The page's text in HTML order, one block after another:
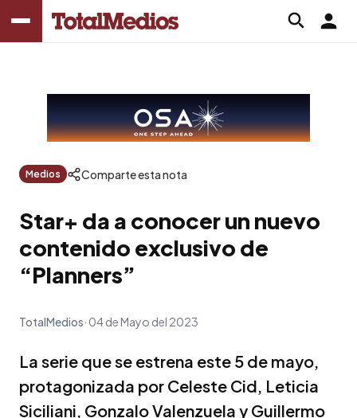
Medios Comparte esta nota
Star+ da a conocer un nuevo
contenido exclusivo de
“Planners”
TotalMedios 04 de Mayo del 2023
La serie que se estrena este 5 de mayo,
protagonizada por Celeste Cid, Leticia
Siciliani, Gonzalo Valenzuela y Guillermo